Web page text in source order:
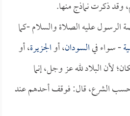
وقد ذكرت نماذج منها.
عليه الصلاة والسلام -كما
- سواء فيالسودان، أوالجزيرة، أو
لأن البلاد لله عز وجل، إنما
الشرع، قال: فوقف أحدهم عند